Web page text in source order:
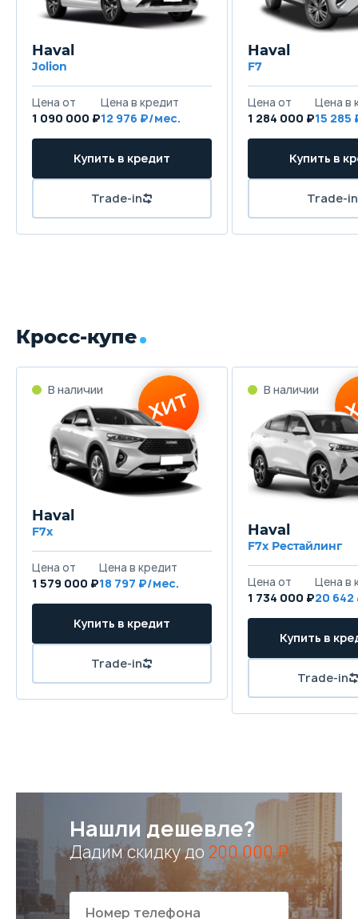
Haval
Jolion
Цена от
1 090 000 ₽
Цена в кредит
12 976 ₽/мес.
Купить в кредит
Trade-in
Haval
F7
Цена от
1 284 000 ₽
Цена в
15
Купить в
Trade-in
Кросс-купе
В наличии ХИТ
Haval
F7x
Цена от
1 579 000 ₽
Цена в кредит
18 797 ₽/мес.
Купить в кредит
Trade-in
В наличии
Haval
F7x Рестайлинг
Цена от
1 734 000 ₽
Цена в
20
Купить в
Trade-in
Нашли дешевле?
Дадим скидку до 200 000 ₽